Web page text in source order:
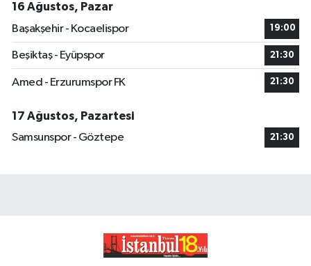
16 Ağustos, Pazar
Başakşehir - Kocaelispor
19:00
Beşiktaş - Eyüpspor 21:30
Amed - Erzurumspor FK 21:30
17 Ağustos, Pazartesi
Samsunspor - Göztepe
21:30